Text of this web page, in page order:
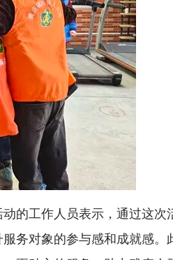
工作人员表示，通过这次
务对象的参与感和成就感。